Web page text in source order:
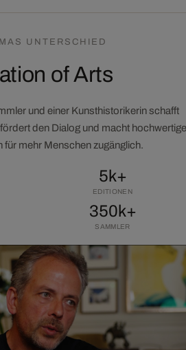
UNTERSCHIED
of Arts
und einer Kunsthistorikerin schafft
den Dialog und macht hochwertige
für mehr Menschen zugänglich.
5k+
EDITIONEN
350k+
SAMMLER